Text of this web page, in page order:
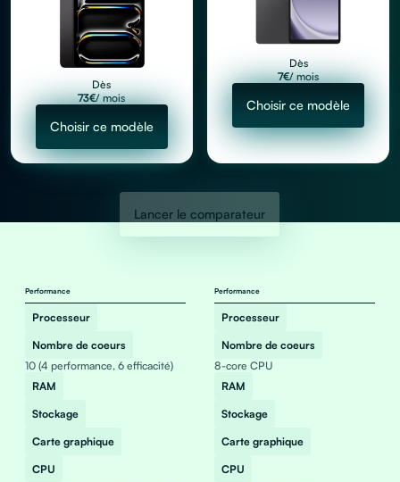
Dès
73€/ mois
Choisir ce modèle
Lancer le comparateur
Dès
7€/ mois
Choisir ce modèle
Performance
Processeur
Nombre de coeurs
10 (4 performance, 6 efficacité)
RAM
Stockage
Carte graphique
CPU
Performance
Processeur
Nombre de coeurs
8-core CPU
RAM
Stockage
Carte graphique
CPU